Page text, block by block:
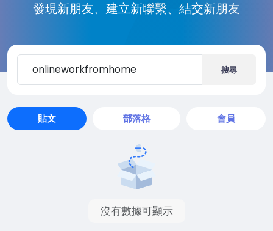
發現新朋友、建立新聯繫、結交新朋友
搜尋
貼文 部落格 會員
沒有數據可顯示